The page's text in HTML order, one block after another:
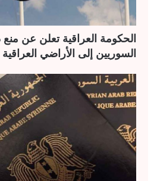
الحكومة العراقية تعلن عن
السوريين إلى الأراضي العراقية